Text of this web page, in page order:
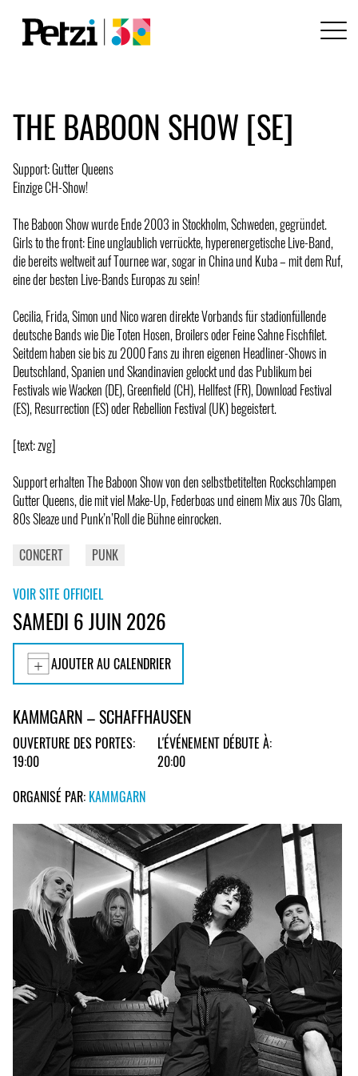
THE BABOON SHOW [SE]
Support: Gutter Queens
Einzige CH-Show!
The Baboon Show wurde Ende 2003 in Stockholm, Schweden, gegründet.
Girls to the front: Eine unglaublich verrückte, hyperenergetische Live-Band,
die bereits weltweit auf Tournee war, sogar in China und Kuba – mit dem Ruf,
eine der besten Live-Bands Europas zu sein!
Cecilia, Frida, Simon und Nico waren direkte Vorbands für stadionfüllende
deutsche Bands wie Die Toten Hosen, Broilers oder Feine Sahne Fischfilet.
Seitdem haben sie bis zu 2000 Fans zu ihren eigenen Headliner-Shows in
Deutschland, Spanien und Skandinavien gelockt und das Publikum bei
Festivals wie Wacken (DE), Greenfield (CH), Hellfest (FR), Download Festival
(ES), Resurrection (ES) oder Rebellion Festival (UK) begeistert.
[text: zvg]
Support erhalten The Baboon Show von den selbstbetitelten Rockschlampen
Gutter Queens, die mit viel Make-Up, Federboas und einem Mix aus 70s Glam,
80s Sleaze und Punk’n’Roll die Bühne einrocken.
CONCERT
PUNK
VOIR SITE OFFICIEL
SAMEDI 6 JUIN 2026
AJOUTER AU CALENDRIER
KAMMGARN – SCHAFFHAUSEN
OUVERTURE DES PORTES:
19:00
L'ÉVÉNEMENT DÉBUTE À:
20:00
ORGANISÉ PAR: KAMMGARN